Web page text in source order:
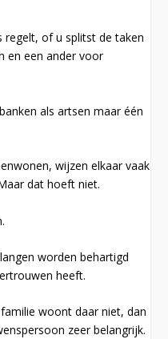
regelt, of u splitst de taken
en een ander voor
als artsen maar één
wijzen elkaar vaak
dat hoeft niet.
worden behartigd
heeft.
woont daar niet, dan
zeer belangrijk.